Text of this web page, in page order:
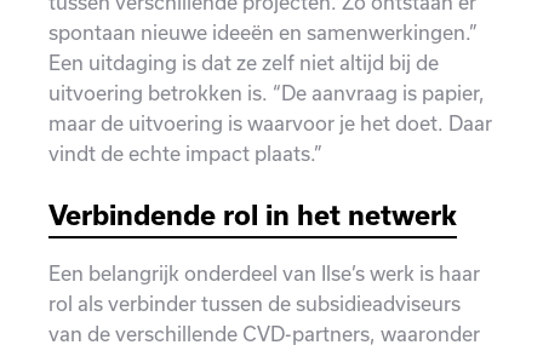
spontaan nieuwe ideeën en samenwerkingen.”
Een uitdaging is dat ze zelf niet altijd bij de
uitvoering betrokken is. “De aanvraag is papier,
maar de uitvoering is waarvoor je het doet. Daar
vindt de echte impact plaats.”
Verbindende rol in het netwerk
Een belangrijk onderdeel van Ilse’s werk is haar
rol als verbinder tussen de subsidieadviseurs
van de verschillende CVD-partners, waaronder